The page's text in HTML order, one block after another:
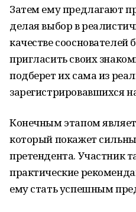
Затем ему предлагают
делая выбор в
качестве сооснователей
пригласить своих
подберет их сама из
зарегистрировавшихся
Конечным этапом
который покажет
претендента. Участник
практические
ему стать успешным